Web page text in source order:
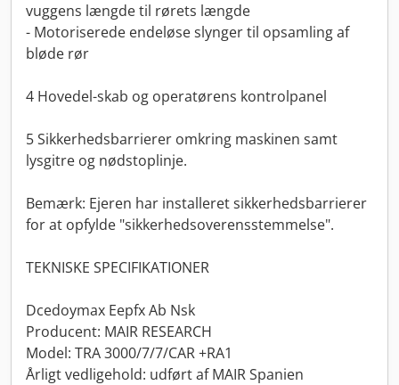
vuggens længde til rørets længde
- Motoriserede endeløse slynger til opsamling af
bløde rør
4 Hovedel-skab og operatørens kontrolpanel
5 Sikkerhedsbarrierer omkring maskinen samt
lysgitre og nødstoplinje.
Bemærk: Ejeren har installeret sikkerhedsbarrierer
for at opfylde "sikkerhedsoverensstemmelse".
TEKNISKE SPECIFIKATIONER
Dcedoymax Eepfx Ab Nsk
Producent: MAIR RESEARCH
Model: TRA 3000/7/7/CAR +RA1
Årligt vedligehold: udført af MAIR Spanien